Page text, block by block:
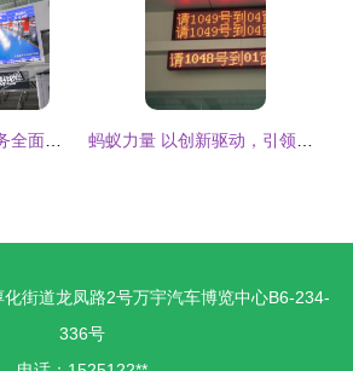
街道龙凤路2号万宇汽车博览中心B6-234-
336号